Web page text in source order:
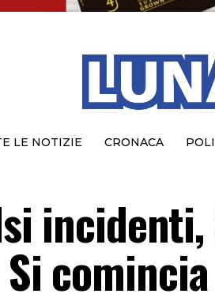
LE NOTIZIE CRONACA